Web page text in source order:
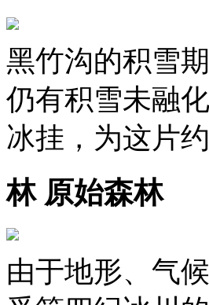
黑竹沟的积雪
仍有积雪未融
冰挂，为这片
林 原始森林
由于地形、气